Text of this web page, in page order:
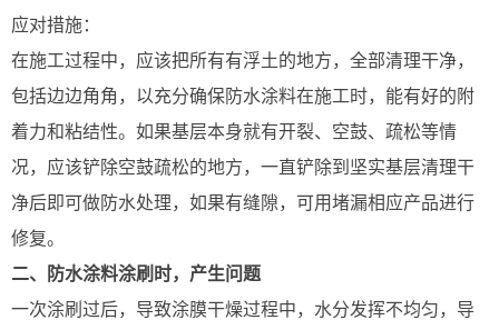
应对措施：
在施工过程中，应该把所有有浮土的地方，全部清理干净，
包括边边角角，以充分确保防水涂料在施工时，能有好的附
着力和粘结性。如果基层本身就有开裂、空鼓、疏松等情
况，应该铲除空鼓疏松的地方，一直铲除到坚实基层清理干
净后即可做防水处理，如果有缝隙，可用堵漏相应产品进行
修复。
二、防水涂料涂刷时，产生问题
一次涂刷过后，导致涂膜干燥过程中，水分发挥不均匀，导